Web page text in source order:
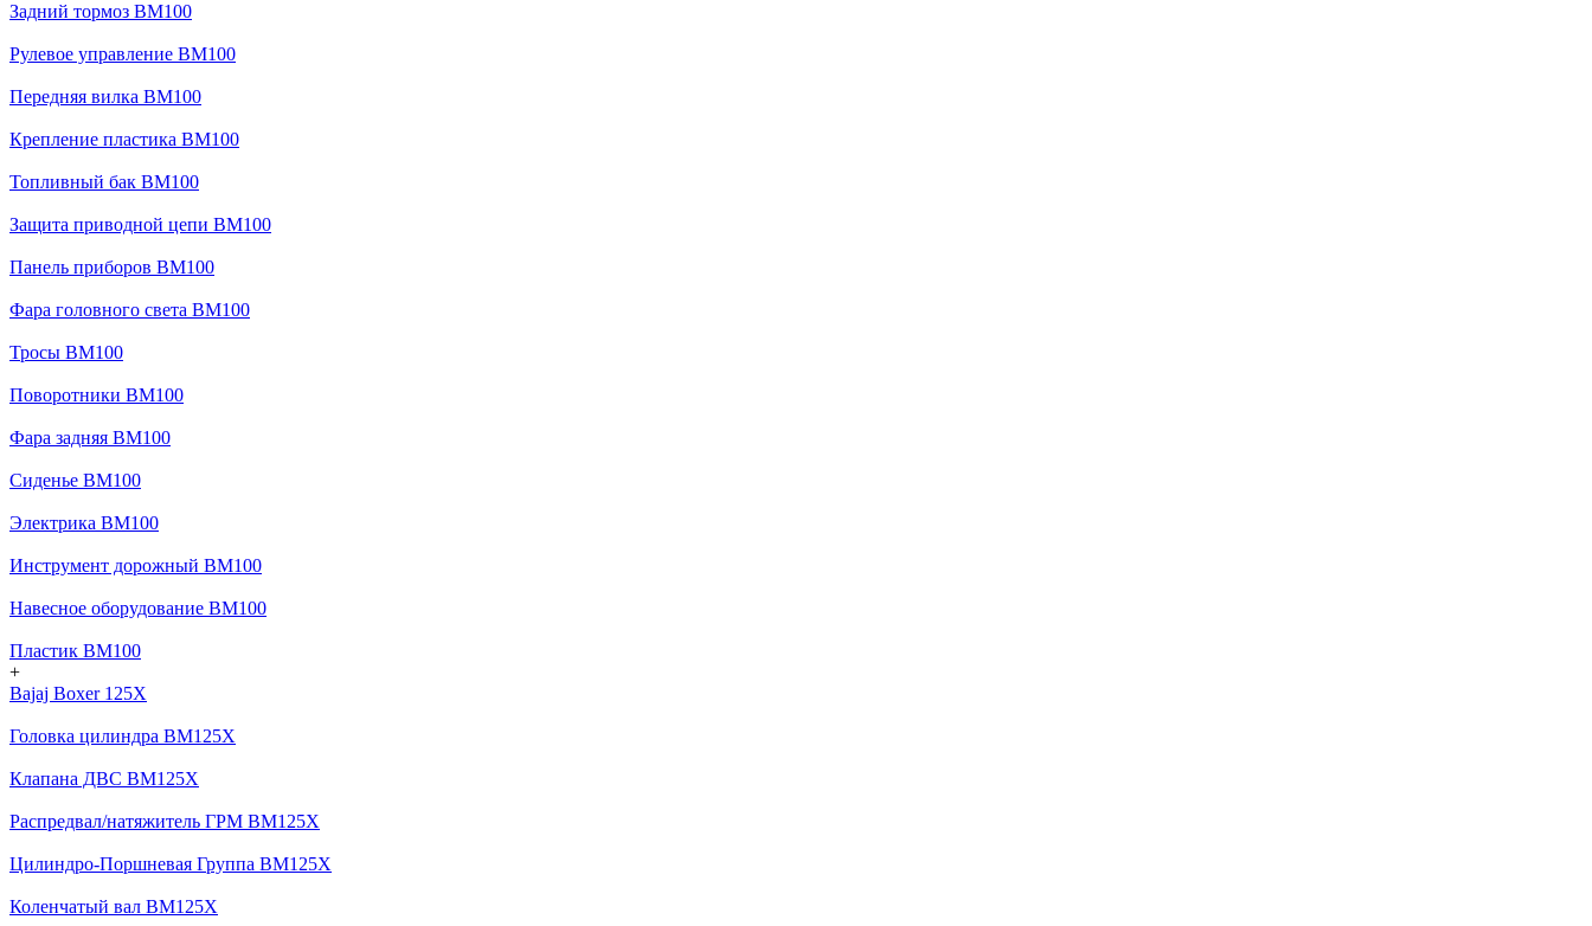
Задний тормоз BM100
Рулевое управление BM100
Передняя вилка BM100
Крепление пластика BM100
Топливный бак BM100
Защита приводной цепи BM100
Панель приборов BM100
Фара головного света BM100
Тросы BM100
Поворотники BM100
Фара задняя BM100
Сиденье BM100
Электрика BM100
Инструмент дорожный BM100
Навесное оборудование BM100
Пластик BM100
+
Bajaj Boxer 125X
Головка цилиндра BM125X
Клапана ДВС BM125X
Распредвал/натяжитель ГРМ BM125X
Цилиндро-Поршневая Группа BM125X
Коленчатый вал BM125X